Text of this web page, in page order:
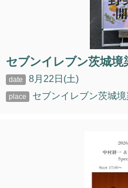
セブンイレブン茨城境
8月22日(土)
セブンイレブン茨城